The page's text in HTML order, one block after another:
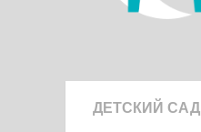
ДЕТСКИЙ САД